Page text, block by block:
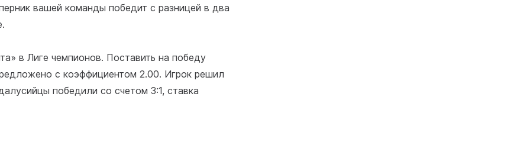
вашей команды победит с разницей в два
в Лиге чемпионов. Поставить на победу
с коэффициентом 2.00. Игрок решил
победили со счетом 3:1, ставка